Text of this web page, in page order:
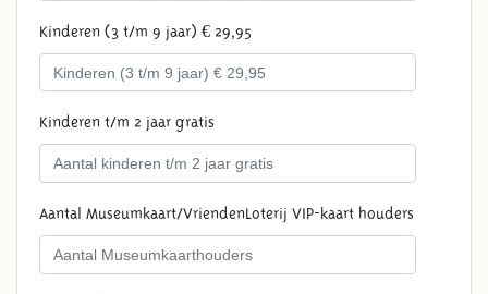
Kinderen (3 t/m 9 jaar) € 29,95
Kinderen t/m 2 jaar gratis
Aantal Museumkaart/VriendenLoterij VIP-kaart houders